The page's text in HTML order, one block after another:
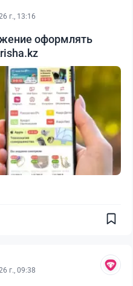
г., 13:16
оформлять
г., 09:38